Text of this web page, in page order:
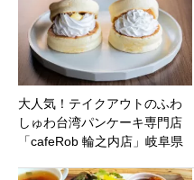
大人気！テイクアウトのふわ
しゅわ台湾パンケーキ専門店
「cafeRob 輪之内店」岐阜県